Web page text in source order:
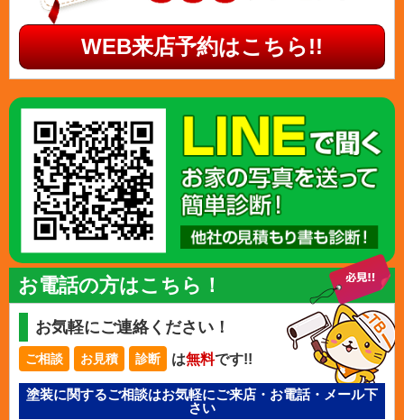
WEB来店予約はこちら!!
お電話の方はこちら！
お気軽にご連絡ください！
ご相談 お見積 診断 は無料です!!
塗装に関するご相談はお気軽にご来店・お電話・メール下
さい